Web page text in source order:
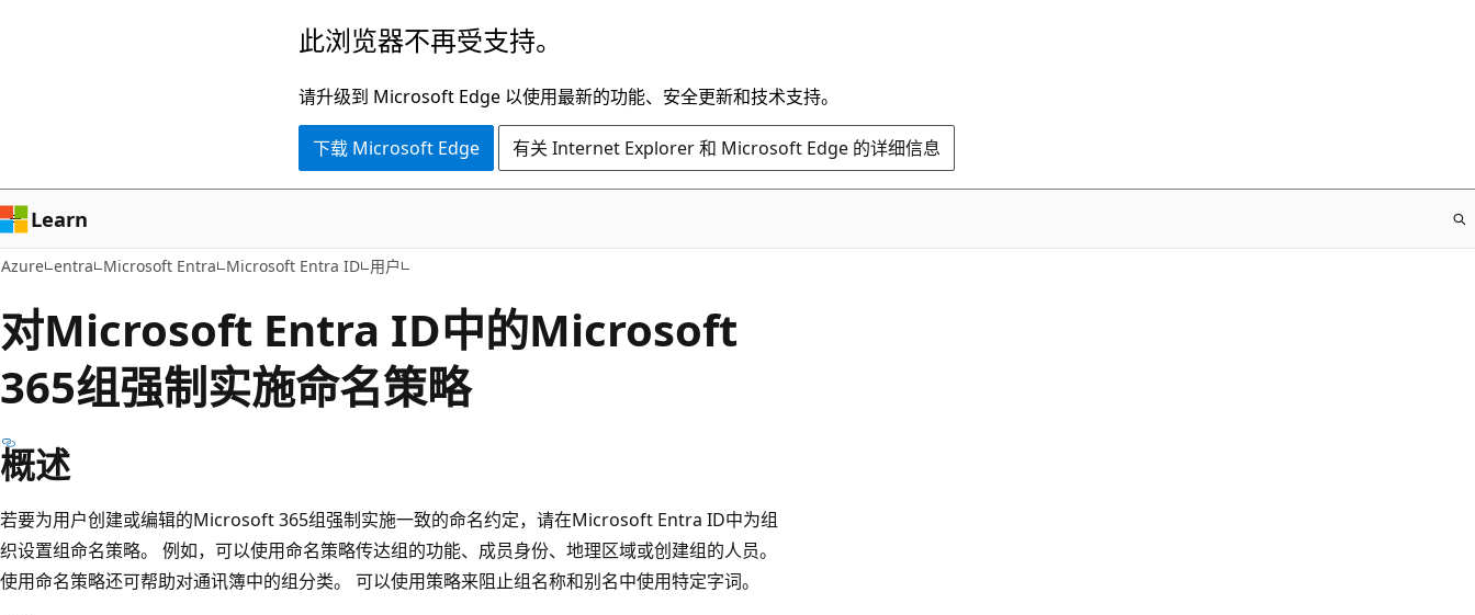
容
此浏览器不再受支持。
请升级到 Microsoft Edge 以使用最新的功能、安全更新和技术支持。
下载 Microsoft Edge 有关 Internet Explorer 和 Microsoft Edge 的详细信息
Learn
Azure entra Microsoft Entra Microsoft Entra ID 用户
对Microsoft Entra ID中的Microsoft
365组强制实施命名策略
概述
若要为用户创建或编辑的Microsoft 365组强制实施一致的命名约定，请在Microsoft Entra ID中为组
织设置组命名策略。 例如，可以使用命名策略传达组的功能、成员身份、地理区域或创建组的人员。
使用命名策略还可帮助对通讯簿中的组分类。 可以使用策略来阻止组名称和别名中使用特定字词。